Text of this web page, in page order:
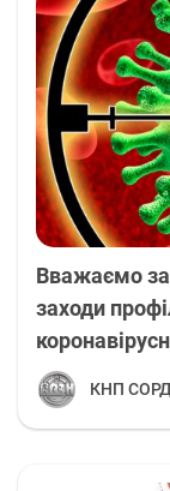
Вважаємо за
заходи
КНП